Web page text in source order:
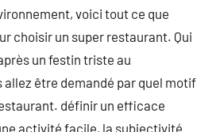
voici tout ce que
choisir un super restaurant. Qui
un festin triste au
allez être demandé par quel motif
définir un efficace
activité facile, la subjectivité